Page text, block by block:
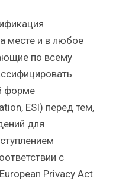
месте и в любое
по всему
форме
ESI) перед тем,
для
с
Privacy Act